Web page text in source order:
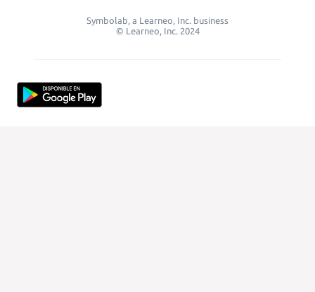
Symbolab, a Learneo, Inc. business
© Learneo, Inc. 2024